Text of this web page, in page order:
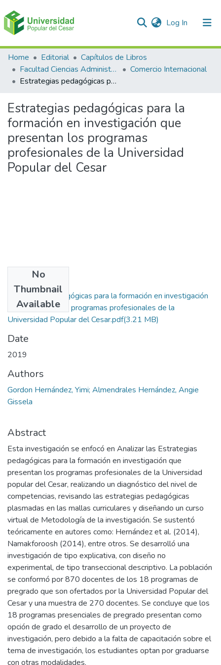
Log In (current)
Communities & Collections
All of DSpace
Home Editorial
Capítulos de Libros
Facultad Ciencias Administrativas Contables y Económicas – Face
Comercio Internacional
Estrategias pedagógicas para la formación en investigación que presentan los programas profesionales de la Universidad Popular del Cesar
Estrategias pedagógicas para la
formación en investigación que
presentan los programas
profesionales de la Universidad
Popular del Cesar
No
Thumbnail
Available
Estrategias pedagógicas para la formación en investigación
que presentan los programas profesionales de la
Universidad Popular del Cesar.pdf(3.21 MB)
Date
2019
Authors
Gordon Hernández, Yimi; Almendrales Hernández, Angie
Gissela
Abstract
Esta investigación se enfocó en Analizar las Estrategias
pedagógicas para la formación en investigación que
presentan los programas profesionales de la Universidad
popular del Cesar, realizando un diagnóstico del nivel de
competencias, revisando las estrategias pedagógicas
plasmadas en las mallas curriculares y diseñando un curso
virtual de Metodología de la investigación. Se sustentó
teóricamente en autores como: Hernández et al. (2014),
Namakforoosh (2014), entre otros. Se desarrolló una
investigación de tipo explicativa, con diseño no
experimental, de tipo transeccional descriptivo. La población
se conformó por 870 docentes de los 18 programas de
pregrado que son ofertados por la Universidad Popular del
Cesar y una muestra de 270 docentes. Se concluye que los
18 programas presenciales de pregrado presentan como
opción de grado el desarrollo de un proyecto de
investigación, pero debido a la falta de capacitación sobre el
tema de investigación, los estudiantes optan por graduarse
con otras modalidades.